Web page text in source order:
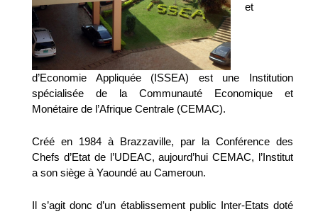
et
d’Economie Appliquée (ISSEA) est une Institution
spécialisée de la Communauté Economique et
Monétaire de l’Afrique Centrale (CEMAC).
Créé en 1984 à Brazzaville, par la Conférence des
Chefs d’Etat de l’UDEAC, aujourd’hui CEMAC, l’Institut
a son siège à Yaoundé au Cameroun.
Il s’agit donc d’un établissement public Inter-Etats doté